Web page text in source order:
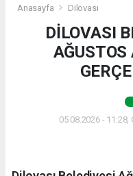
Anasayfa Dilovası
DİLOVASI
05.08.2026 -